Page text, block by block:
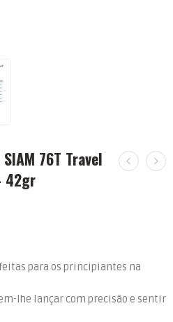
76T Travel
42gr
para os principiantes na
lhe lançar com precisão e sentir